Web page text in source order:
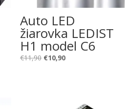
Auto LED
žiarovka LEDIST
H1 model C6
€11,90 Pôvodná
€10,90Aktuálna